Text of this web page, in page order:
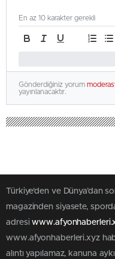
En az 10 karakter gerekli
Gönderdiğiniz yorum
yayınlanacaktır.
Türkiye'den ve Dünya’dan
magazinden siyasete,
adresi
www.afyonhaberleri.xyz
alıntı yapılamaz, kanuna